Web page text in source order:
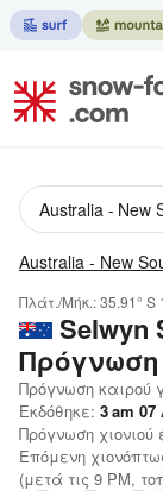
Australia - New
Πλάτ./Μήκ.:35.91° S
Selwyn
Πρόγνωση
Πρόγνωση καιρού
Εκδόθηκε: 3 am 07
Πρόγνωση
Επόμενη
(μετά τις 9 PM,